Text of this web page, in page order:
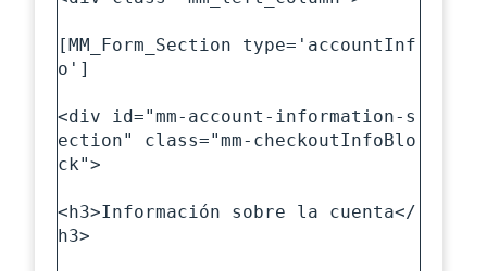
[MM_Form_Section type='accountInf
o']
<div id="mm-account-information-s
ection" class="mm-checkoutInfoBlo
ck">
<h3>Información sobre la cuenta</
h3>